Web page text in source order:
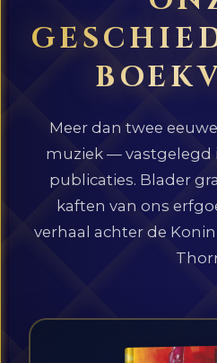
Meer dan twee
muziek — vastgelegd
publicaties. Blader
kaften van ons
verhaal achter de